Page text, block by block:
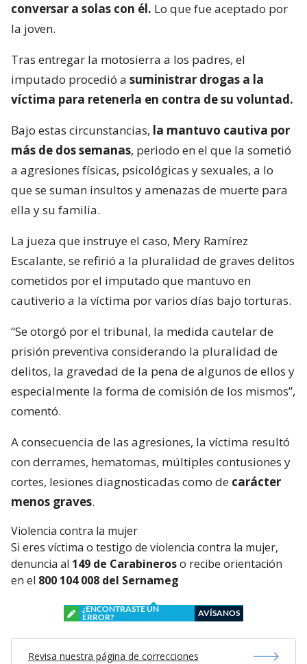
conversar a solas con él. Lo que fue aceptado por
la joven.
Tras entregar la motosierra a los padres, el
imputado procedió a suministrar drogas a la
víctima para retenerla en contra de su voluntad.
Bajo estas circunstancias, la mantuvo cautiva por
más de dos semanas, periodo en el que la sometió
a agresiones físicas, psicológicas y sexuales, a lo
que se suman insultos y amenazas de muerte para
ella y su familia.
La jueza que instruye el caso, Mery Ramírez
Escalante, se refirió a la pluralidad de graves delitos
cometidos por el imputado que mantuvo en
cautiverio a la víctima por varios días bajo torturas.
“Se otorgó por el tribunal, la medida cautelar de
prisión preventiva considerando la pluralidad de
delitos, la gravedad de la pena de algunos de ellos y
especialmente la forma de comisión de los mismos”,
comentó.
A consecuencia de las agresiones, la víctima resultó
con derrames, hematomas, múltiples contusiones y
cortes, lesiones diagnosticadas como de carácter
menos graves.
Violencia contra la mujer
Si eres víctima o testigo de violencia contra la mujer,
denuncia al 149 de Carabineroso recibe orientación
en el 800 104 008 del Sernameg
¿ENCONTRASTE UN
ERROR?
AVÍSANOS
Revisa nuestra página de correcciones